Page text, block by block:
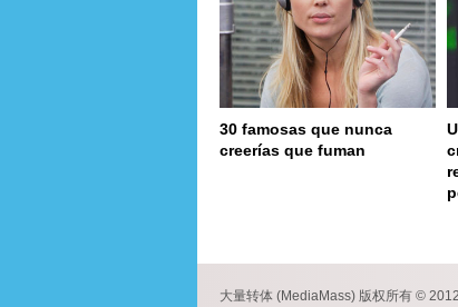
30 famosas que nunca
creerías que fuman
大量转体 (MediaMass) 版权所有 ©